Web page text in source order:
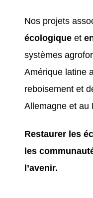
Nos projets
écologique et
systèmes
Amérique latine
reboisement et
Allemagne et au
Restaurer les
les
l’avenir.